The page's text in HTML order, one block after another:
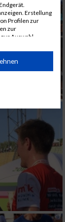
Erstellung
Profilen zur
zur
Auswahl
Statistiken oder
und
und in die